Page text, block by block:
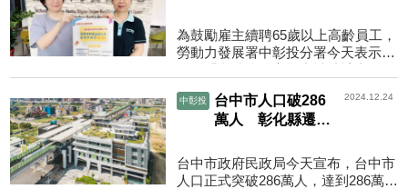
為鼓勵雇主續聘65歲以上高齡員工，
勞動力發展署中彰投分署今天表示，
321名屆齡員工。為鼓勵...
中彰投
台中市人口破286
萬人 彰化縣遷入
2024.12.24
台中市政府民政局今天宣布，台中市
人口正式突破286萬人，達到286萬